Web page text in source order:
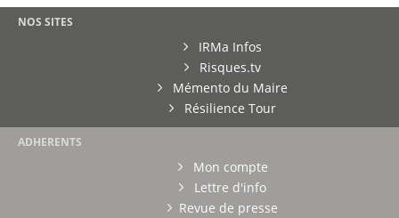
NOS SITES
IRMa Infos
Risques.tv
Mémento du Maire
Résilience Tour
ADHERENTS
Mon compte
Lettre d'info
Revue de presse